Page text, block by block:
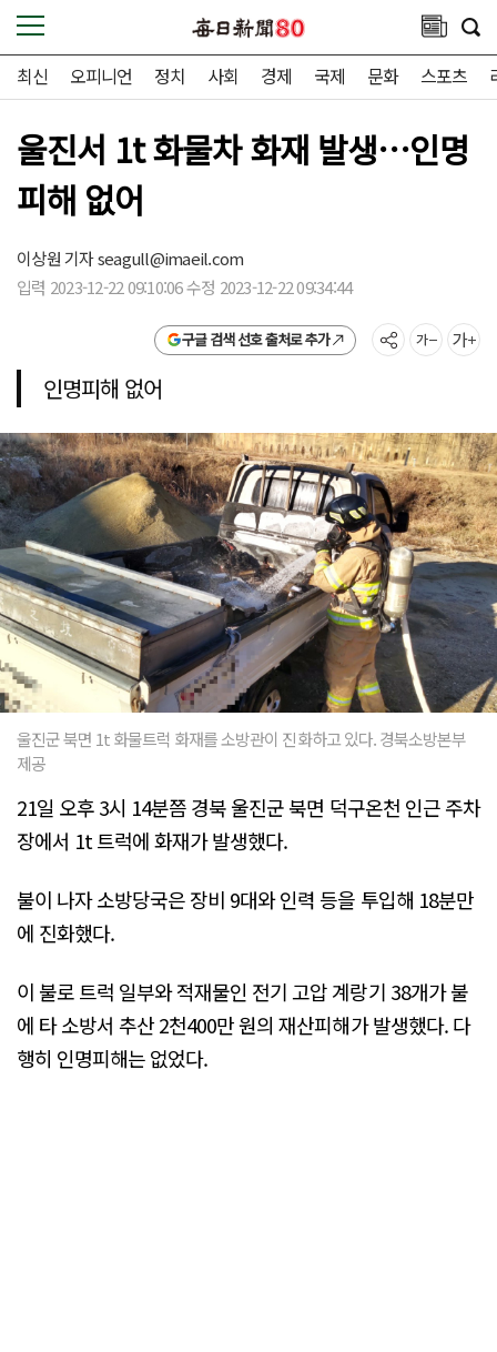
최신 오피니언 정치 사회 경제 국제 문화 스포츠
울진서 1t 화물차 화재 발생…인명
피해 없어
이상원 기자seagull@imaeil.com
입력 2023-12-22 09:10:06 수정 2023-12-22 09:34:44
구글 검색 선호 출처로 추가
인명피해 없어
울진군 북면 1t 화물트럭 화재를 소방관이 진화하고 있다. 경북소방본부
제공
21일 오후 3시 14분쯤 경북 울진군 북면 덕구온천 인근 주차
장에서 1t 트럭에 화재가 발생했다.
불이 나자 소방당국은 장비 9대와 인력 등을 투입해 18분만
에 진화했다.
이 불로 트럭 일부와 적재물인 전기 고압 계랑기 38개가 불
에 타 소방서 추산 2천400만 원의 재산피해가 발생했다. 다
행히 인명피해는 없었다.